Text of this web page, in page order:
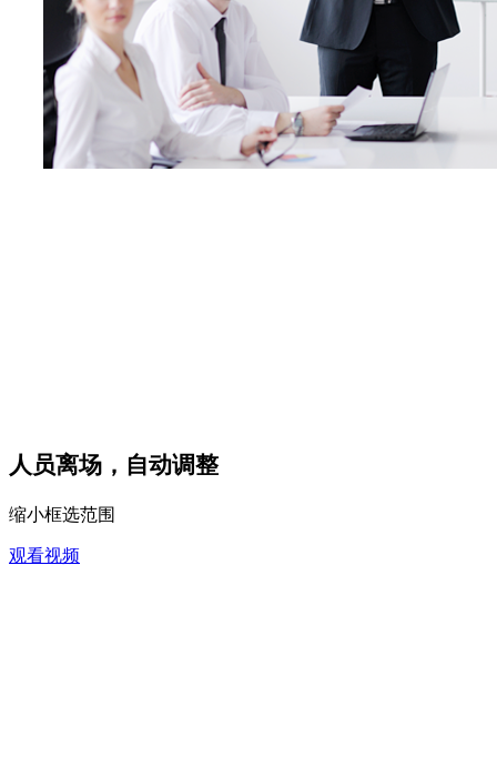
人员离场，自动调整
缩小框选范围
观看视频